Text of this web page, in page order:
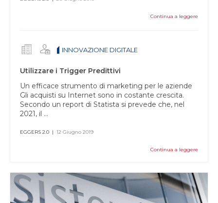
Continua a leggere
INNOVAZIONE DIGITALE
Utilizzare i Trigger Predittivi
Un efficace strumento di marketing per le aziende
Gli acquisti su Internet sono in costante crescita.
Secondo un report di Statista si prevede che, nel
2021, il ...
EGGERS 2.0 | 12 Giugno 2019
Continua a leggere